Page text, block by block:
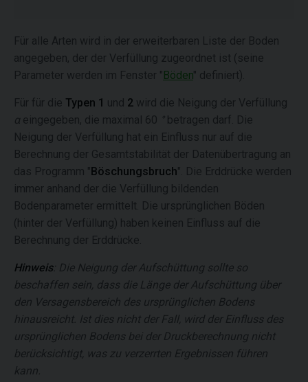
Für alle Arten wird in der erweiterbaren Liste der Boden
angegeben, der der Verfüllung zugeordnet ist (seine
Parameter werden im Fenster "Böden" definiert).
Für für die Typen 1 und 2 wird die Neigung der Verfüllung
α eingegeben, die maximal 60
betragen darf. Die
Neigung der Verfüllung hat ein Einfluss nur auf die
Berechnung der Gesamtstabilität der Datenübertragung an
das Programm "Böschungsbruch". Die Erddrücke werden
immer anhand der die Verfüllung bildenden
Bodenparameter ermittelt. Die ursprünglichen Böden
(hinter der Verfüllung) haben keinen Einfluss auf die
Berechnung der Erddrücke.
Hinweis: Die Neigung der Aufschüttung sollte so
beschaffen sein, dass die Länge der Aufschüttung über
den Versagensbereich des ursprünglichen Bodens
hinausreicht. Ist dies nicht der Fall, wird der Einfluss des
ursprünglichen Bodens bei der Druckberechnung nicht
berücksichtigt, was zu verzerrten Ergebnissen führen
kann.